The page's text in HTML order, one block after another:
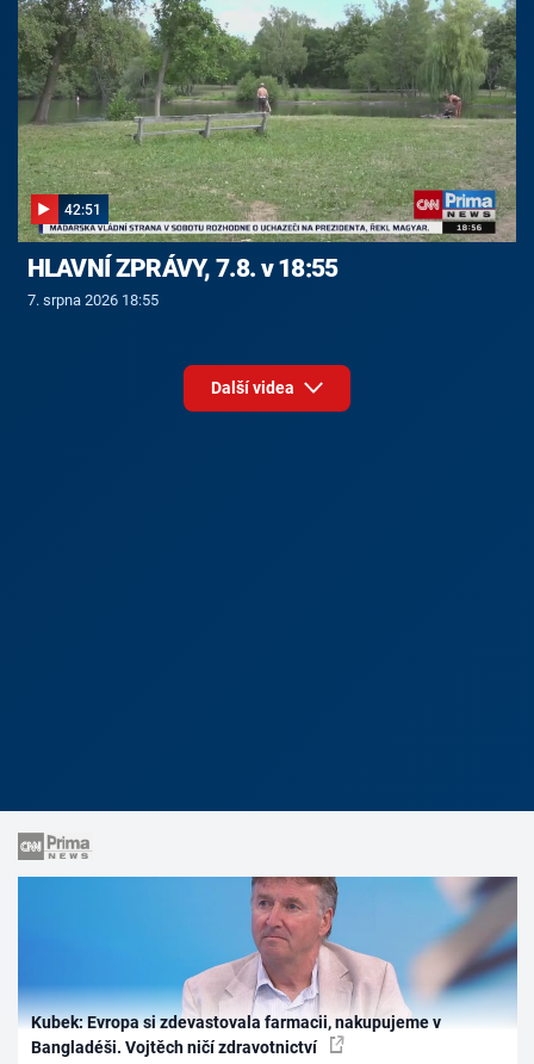
42:51
HLAVNÍ ZPRÁVY, 7.8. v 18:55
7. srpna 2026 18:55
Další videa
Kubek: Evropa si zdevastovala farmacii, nakupujeme v
Bangladéši. Vojtěch ničí zdravotnictví